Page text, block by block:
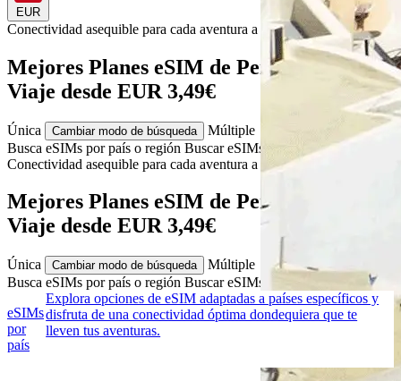
EUR
Conectividad asequible para cada aventura a Peru
Mejores Planes eSIM de Peru y Datos de
Viaje desde EUR 3,49€
Única Cambiar modo de búsqueda
Múltiple
Busca eSIMs por país o región Buscar eSIMs para varios países
Conectividad asequible para cada aventura a Peru
Mejores Planes eSIM de Peru y Datos de
Viaje desde EUR 3,49€
Única Cambiar modo de búsqueda
Múltiple
Busca eSIMs por país o región Buscar eSIMs para varios países
eSIMs
por
país
Explora opciones de eSIM adaptadas a países específicos y
disfruta de una conectividad óptima dondequiera que te
lleven tus aventuras.